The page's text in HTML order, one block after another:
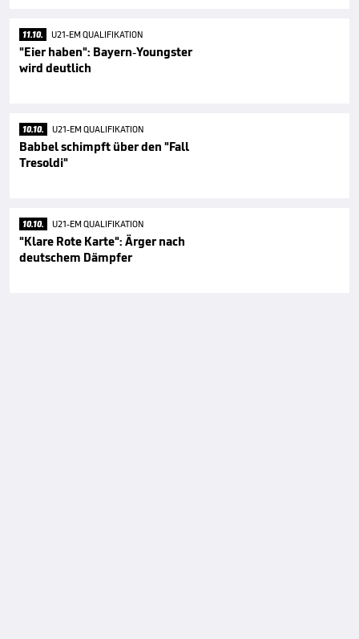
11.10. U21-EM QUALIFIKATION
"Eier haben": Bayern-Youngster
wird deutlich
10.10. U21-EM QUALIFIKATION
Babbel schimpft über den "Fall
Tresoldi"
10.10. U21-EM QUALIFIKATION
"Klare Rote Karte": Ärger nach
deutschem Dämpfer